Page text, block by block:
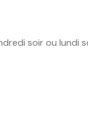
soir ou lundi